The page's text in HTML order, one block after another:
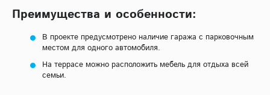
Преимущества и особенности:
В проекте предусмотрено наличие гаража с парковочным
местом для одного автомобиля.
На террасе можно расположить мебель для отдыха всей
семьи.